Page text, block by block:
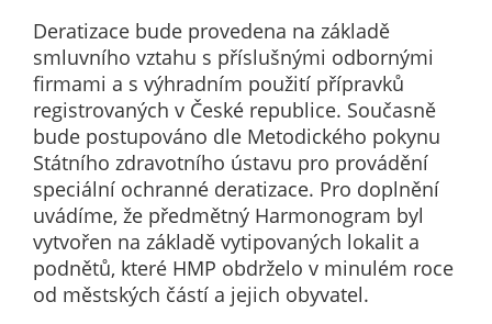
Deratizace bude provedena na základě
smluvního vztahu s příslušnými odbornými
firmami a s výhradním použití přípravků
registrovaných v České republice. Současně
bude postupováno dle Metodického pokynu
Státního zdravotního ústavu pro provádění
speciální ochranné deratizace. Pro doplnění
uvádíme, že předmětný Harmonogram byl
vytvořen na základě vytipovaných lokalit a
podnětů, které HMP obdrželo v minulém roce
od městských částí a jejich obyvatel.
Analytické
cookies
Analytické
cookies nám
měření
našeho webu
a našich
reklamních
kampaní.